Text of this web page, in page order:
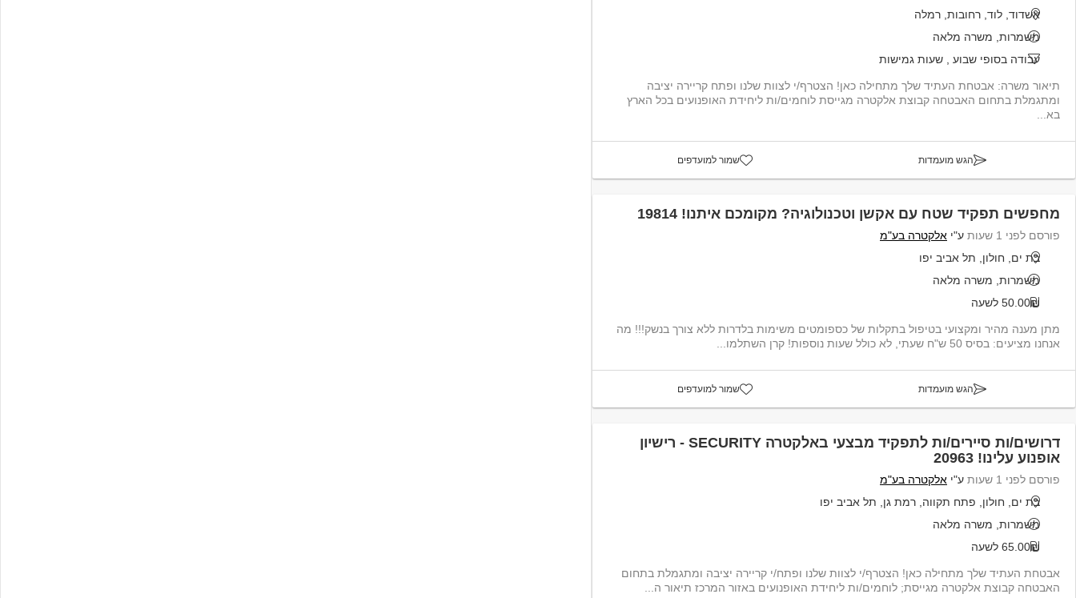
אשדוד, לוד, רחובות, רמלה
משמרות, משרה מלאה
עבודה בסופי שבוע
שעות גמישות
תיאור משרה: אבטחת העתיד שלך מתחילה כאן! הצטרף/י לצוות שלנו ופתח קריירה יציבה
ומתגמלת בתחום האבטחה קבוצת אלקטרה מגייסת לוחמים/ות ליחידת האופנועים בכל הארץ
בא...
הגש מועמדות שמור למועדפים
מחפשים תפקיד שטח עם אקשן וטכנולוגיה? מקומכם איתנו! 19814
פורסם לפני 1 שעות ע"י אלקטרה בע"מ
בת ים, חולון, תל אביב יפו
משמרות, משרה מלאה
50.00₪ לשעה
מתן מענה מהיר ומקצועי בטיפול בתקלות של כספומטים משימות בלדרות ללא צורך בנשק!!! מה
אנחנו מציעים: בסיס 50 ש"ח שעתי, לא כולל שעות נוספות! קרן השתלמו...
הגש מועמדות שמור למועדפים
דרושים/ות סיירים/ות לתפקיד מבצעי באלקטרה SECURITY - רישיון
אופנוע עלינו! 20963
פורסם לפני 1 שעות ע"י אלקטרה בע"מ
בת ים, חולון, פתח תקווה, רמת גן, תל אביב יפו
משמרות, משרה מלאה
65.00₪ לשעה
אבטחת העתיד שלך מתחילה כאן! הצטרף/י לצוות שלנו ופתח/י קריירה יציבה ומתגמלת בתחום
האבטחה קבוצת אלקטרה מגייסת; לוחמים/ות ליחידת האופנועים באזור המרכז תיאור ה...